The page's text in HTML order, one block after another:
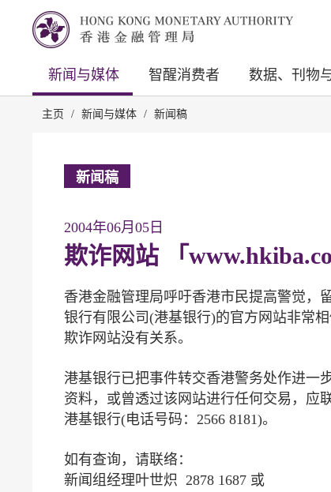
新闻与媒体 智醒消费者 数据、刊物
主页 / 新闻与媒体 / 新闻稿
新闻稿
2004年06月05日
欺诈网站 「
香港金融管理局呼吁香港市民提高警觉，
银行有限公司(港基银行)的官方网站非常
欺诈网站没有关系。
港基银行已把事件转交香港警务处作进一
资料，或曾透过该网站进行任何交易，应
港基银行(电话号码：2566 8181)。
如有查询，请联络：
新闻组经理叶世炽 2878 1687 或